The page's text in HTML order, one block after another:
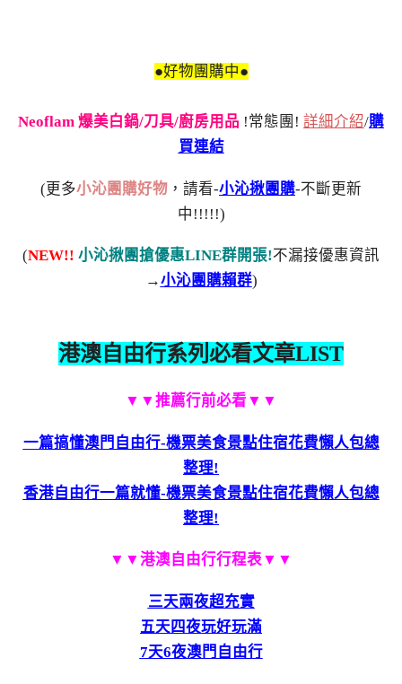
●好物團購中●
Neoflam 爆美白鍋/刀具/廚房用品 !常態團! 詳細介紹/購
買連結
(更多小沁團購好物 ，請看-小沁揪團購-不斷更新
中!!!!!)
(NEW!! 小沁揪團搶優惠LINE群開張!不漏接優惠資訊
→小沁團購賴群)
港澳自由行系列必看文章LIST
▼▼推薦行前必看▼▼
一篇搞懂澳門自由行-機票美食景點住宿花費懶人包總
整理!
香港自由行一篇就懂-機票美食景點住宿花費懶人包總
整理!
▼▼港澳自由行行程表▼▼
三天兩夜超充實
五天四夜玩好玩滿
7天6夜澳門自由行